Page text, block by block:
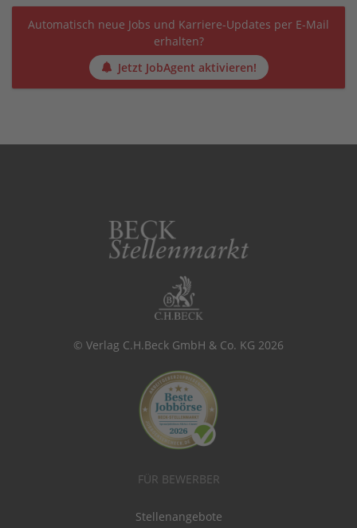
Automatisch neue Jobs und Karriere-Updates per E-Mail
erhalten?
Jetzt JobAgent aktivieren!
© Verlag C.H.Beck GmbH & Co. KG 2026
FÜR BEWERBER
Stellenangebote